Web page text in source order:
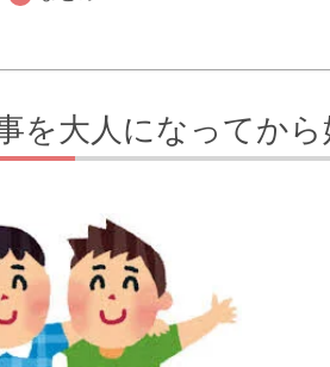
を大人になってか